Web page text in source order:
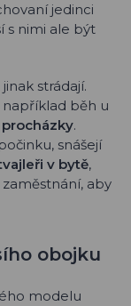
jedinci
s nimi ale být
strádají.
například běh u
.
snášejí
v bytě,
aby
obojku
modelu